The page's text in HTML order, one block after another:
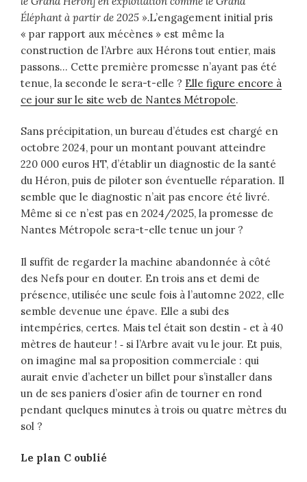
Éléphant à partir de 2025 ».L’engagement initial pris
« par rapport aux mécènes » est même la
construction de l’Arbre aux Hérons tout entier, mais
passons… Cette première promesse n’ayant pas été
tenue, la seconde le sera-t-elle ? Elle figure encore à
ce jour sur le site web de Nantes Métropole.
Sans précipitation, un bureau d’études est chargé en
octobre 2024, pour un montant pouvant atteindre
220 000 euros HT, d’établir un diagnostic de la santé
du Héron, puis de piloter son éventuelle réparation. Il
semble que le diagnostic n’ait pas encore été livré.
Même si ce n’est pas en 2024/2025, la promesse de
Nantes Métropole sera-t-elle tenue un jour ?
Il suffit de regarder la machine abandonnée à côté
des Nefs pour en douter. En trois ans et demi de
présence, utilisée une seule fois à l’automne 2022, elle
semble devenue une épave. Elle a subi des
intempéries, certes. Mais tel était son destin ‑ et à 40
mètres de hauteur ! ‑ si l’Arbre avait vu le jour. Et puis,
on imagine mal sa proposition commerciale : qui
aurait envie d’acheter un billet pour s’installer dans
un de ses paniers d’osier afin de tourner en rond
pendant quelques minutes à trois ou quatre mètres du
sol ?
Le plan C oublié